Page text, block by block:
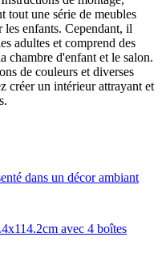
une série de meubles
les enfants. Cependant, il
adultes et comprend des
chambre d'enfant et le salon.
de couleurs et diverses
créer un intérieur attrayant et
avec 4 boîtes